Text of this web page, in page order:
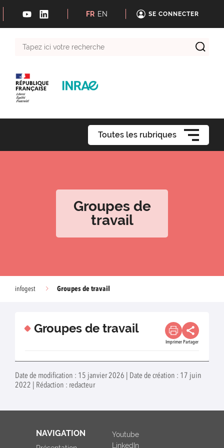
FR EN SE CONNECTER
Toutes les rubriques
Groupes de
travail
infogest Groupes de travail
Groupes de travail
Imprimer Partager
Date de modification : 15 janvier 2026 | Date de création : 17 juin
2022 | Rédaction : redacteur
NAVIGATION
Youtube
LinkedIn